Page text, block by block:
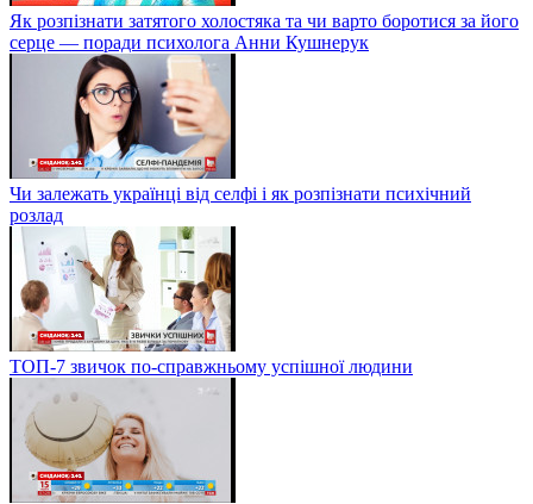
Як розпізнати затятого холостяка та чи варто боротися за його
серце — поради психолога Анни Кушнерук
Чи залежать українці від селфі і як розпізнати психічний
розлад
ТОП-7 звичок по-справжньому успішної людини